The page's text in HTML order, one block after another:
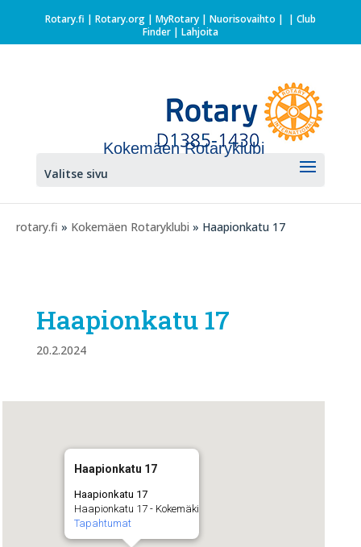
Rotary.fi | Rotary.org| MyRotary | Nuorisovaihto | | Club
Finder| Lahjoita
Kokemäen Rotaryklubi
Valitse sivu
rotary.fi » Kokemäen Rotaryklubi » Haapionkatu 17
Haapionkatu 17
20.2.2024
Haapionkatu 17
Haapionkatu 17
Haapionkatu 17 - Kokemäki
Tapahtumat